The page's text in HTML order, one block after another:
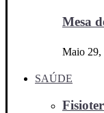
Mesa
Maio 29,
SAÚDE